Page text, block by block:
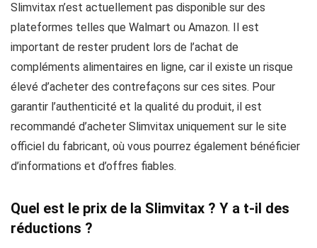
Slimvitax n’est actuellement pas disponible sur des
plateformes telles que Walmart ou Amazon. Il est
important de rester prudent lors de l’achat de
compléments alimentaires en ligne, car il existe un risque
élevé d’acheter des contrefaçons sur ces sites. Pour
garantir l’authenticité et la qualité du produit, il est
recommandé d’acheter Slimvitax uniquement sur le site
officiel du fabricant, où vous pourrez également bénéficier
d’informations et d’offres fiables.
Quel est le prix de la Slimvitax ? Y a t-il des
réductions ?